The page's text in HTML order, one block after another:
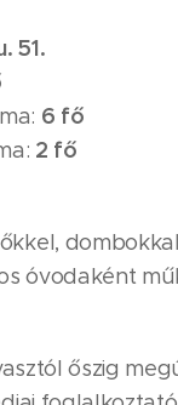
51.
6 fő
2 fő
óvodaként
őszig